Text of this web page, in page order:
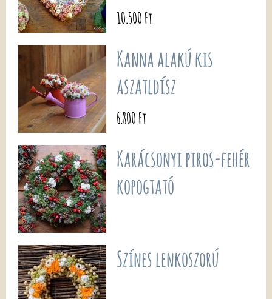
10.500 Ft
Kanna alakú kis
aszatldísz
6.800 Ft
Karácsonyi piros-fehér
kopogtató
Színes lenkoszorú